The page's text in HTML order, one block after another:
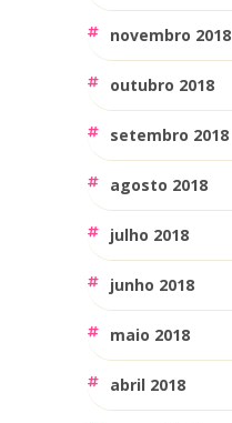
novembro 2018
outubro 2018
setembro 2018
agosto 2018
julho 2018
junho 2018
maio 2018
abril 2018